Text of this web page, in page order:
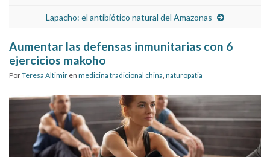
Lapacho: el antibiótico natural del Amazonas
Aumentar las defensas inmunitarias con 6
ejercicios makoho
PorTeresa Altimir en medicina tradicional china naturopatia